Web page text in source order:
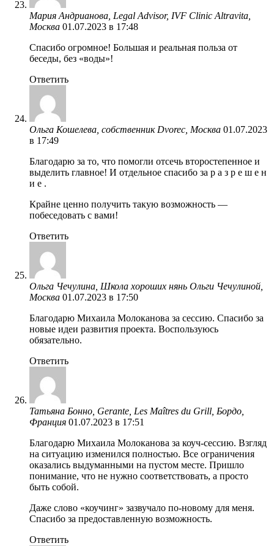
Мария Андрианова, Legal Advisor, IVF Clinic Altravita,
Москва 01.07.2023 в 17:48
Спасибо огромное! Большая и реальная польза от
беседы, без «воды»!
Ответить
Ольга Кошелева, собственник Dvorec, Москва 01.07.2023
в 17:49
Благодарю за то, что помогли отсечь второстепенное и
выделить главное! И отдельное спасибо за р а з р е ш е н
и е .
Крайне ценно получить такую возможность —
побеседовать с вами!
Ответить
Ольга Чечулина, Школа хороших нянь Ольги Чечулиной,
Москва 01.07.2023 в 17:50
Благодарю Михаила Молоканова за сессию. Спасибо за
новые идеи развития проекта. Воспользуюсь
обязательно.
Ответить
Татьяна Бонно, Gerante, Les Maîtres du Grill, Бордо,
Франция 01.07.2023 в 17:51
Благодарю Михаила Молоканова за коуч-сессию. Взгляд
на ситуацию изменился полностью. Все ограничения
оказались выдуманными на пустом месте. Пришло
понимание, что не нужно соответствовать, а просто
быть собой.
Даже слово «коучинг» зазвучало по-новому для меня.
Спасибо за предоставленную возможность.
Ответить